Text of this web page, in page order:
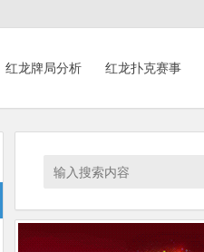
红龙牌局分析 红龙扑克赛事